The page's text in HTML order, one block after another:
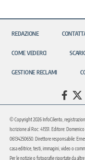
REDAZIONE
COME VEDERCI
GESTIONE RECLAMI
© Copyright 2026 InfoCilento,
Iscrizione al Roc: 41551. Editore:
06134250650. Direttore responsabile:
casa editrice, testi, immagini, video o
Per le notizie o fotografie riportate da